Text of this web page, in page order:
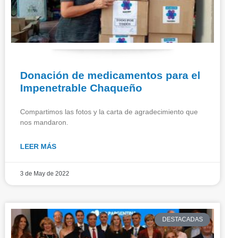
Donación de medicamentos para el
Impenetrable Chaqueño
Compartimos las fotos y la carta de agradecimiento que
nos mandaron.
LEER MÁS
3 de May de 2022
DESTACADAS